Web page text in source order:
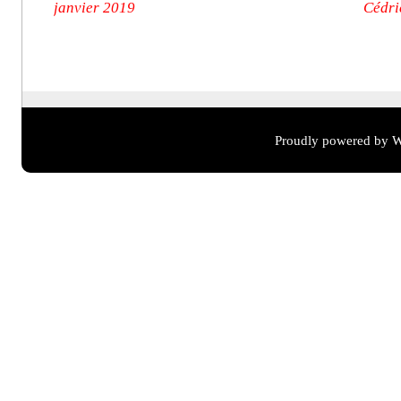
janvier 2019
Proudly powered by